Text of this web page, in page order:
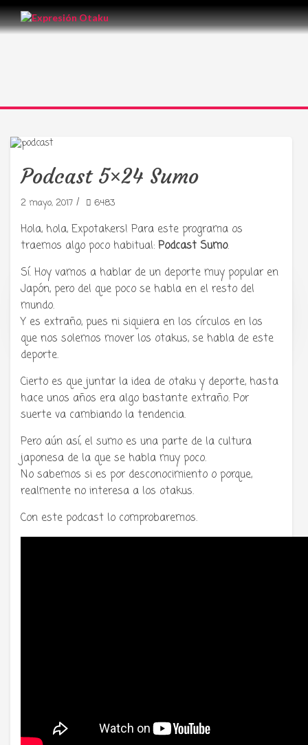
anime y cultura japonesa ツ
Podcast 5×24 Sumo
2 mayo, 2017 / 6483
Hola, hola, Expotakers! Para este programa os
traemos algo poco habitual: Podcast Sumo.
Sí. Hoy vamos a hablar de un deporte muy popular en
Japón, pero del que poco se habla en el resto del
mundo.
Y es extraño, pues ni siquiera en los círculos en los
que nos solemos mover los otakus, se habla de este
deporte.
Cierto es que juntar la idea de otaku y deporte, hasta
hace unos años era algo bastante extraño. Por
suerte va cambiando la tendencia.
Pero aún así, el sumo es una parte de la cultura
japonesa de la que se habla muy poco.
No sabemos si es por desconocimiento o porque,
realmente no interesa a los otakus.
Con este podcast lo comprobaremos.